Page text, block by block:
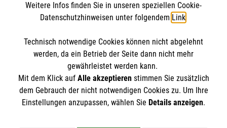
Sharepoint
Bank: PAX Bank für Kirche und Caritas eG
IBAN: DE03370601201201213718
BIC: GENODED1PA7
So finden Sie uns
Burgstraße 15
82467 Garmisch-Partenkirchen
Der Malteser Hilfsdienst e.V. ist als eingetragene
Weitere Infos finden Sie in unseren speziellen Cookie-
Datenschutzhinweisen unter folgendem Link.
Technisch notwendige Cookies können nicht abgelehnt
werden, da ein Betrieb der Seite dann nicht mehr
gewährleistet werden kann.
Mit dem Klick auf Alle akzeptierenstimmen Sie zusätzlich
dem Gebrauch der nicht notwendigen Cookies zu. Um Ihre
Einstellungen anzupassen, wählen Sie Details anzeigen.